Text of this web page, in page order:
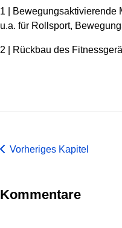
1 | Bewegungsaktivierende
u.a. für Rollsport,
2 | Rückbau des
Vorheriges Kapitel
Kommentare